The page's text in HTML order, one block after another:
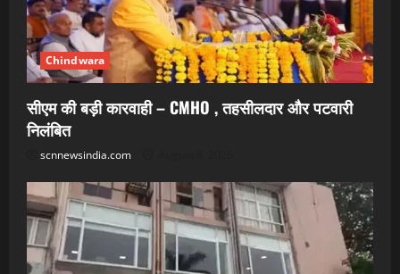
Chindwara
सीएम की बड़ी कारवाही – CMHO , तहसीलदार और पटवारी
निलंबित
scnnewsindia.com